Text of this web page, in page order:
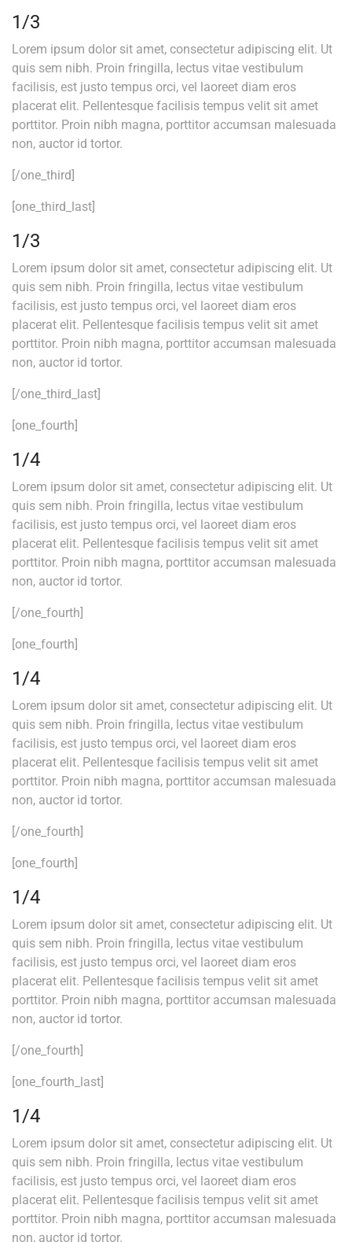
1/3
Lorem ipsum dolor sit amet, consectetur adipiscing elit. Ut
quis sem nibh. Proin fringilla, lectus vitae vestibulum
facilisis, est justo tempus orci, vel laoreet diam eros
placerat elit. Pellentesque facilisis tempus velit sit amet
porttitor. Proin nibh magna, porttitor accumsan malesuada
non, auctor id tortor.
[/one_third]
[one_third_last]
1/3
Lorem ipsum dolor sit amet, consectetur adipiscing elit. Ut
quis sem nibh. Proin fringilla, lectus vitae vestibulum
facilisis, est justo tempus orci, vel laoreet diam eros
placerat elit. Pellentesque facilisis tempus velit sit amet
porttitor. Proin nibh magna, porttitor accumsan malesuada
non, auctor id tortor.
[/one_third_last]
[one_fourth]
1/4
Lorem ipsum dolor sit amet, consectetur adipiscing elit. Ut
quis sem nibh. Proin fringilla, lectus vitae vestibulum
facilisis, est justo tempus orci, vel laoreet diam eros
placerat elit. Pellentesque facilisis tempus velit sit amet
porttitor. Proin nibh magna, porttitor accumsan malesuada
non, auctor id tortor.
[/one_fourth]
[one_fourth]
1/4
Lorem ipsum dolor sit amet, consectetur adipiscing elit. Ut
quis sem nibh. Proin fringilla, lectus vitae vestibulum
facilisis, est justo tempus orci, vel laoreet diam eros
placerat elit. Pellentesque facilisis tempus velit sit amet
porttitor. Proin nibh magna, porttitor accumsan malesuada
non, auctor id tortor.
[/one_fourth]
[one_fourth]
1/4
Lorem ipsum dolor sit amet, consectetur adipiscing elit. Ut
quis sem nibh. Proin fringilla, lectus vitae vestibulum
facilisis, est justo tempus orci, vel laoreet diam eros
placerat elit. Pellentesque facilisis tempus velit sit amet
porttitor. Proin nibh magna, porttitor accumsan malesuada
non, auctor id tortor.
[/one_fourth]
[one_fourth_last]
1/4
Lorem ipsum dolor sit amet, consectetur adipiscing elit. Ut
quis sem nibh. Proin fringilla, lectus vitae vestibulum
facilisis, est justo tempus orci, vel laoreet diam eros
placerat elit. Pellentesque facilisis tempus velit sit amet
porttitor. Proin nibh magna, porttitor accumsan malesuada
non, auctor id tortor.